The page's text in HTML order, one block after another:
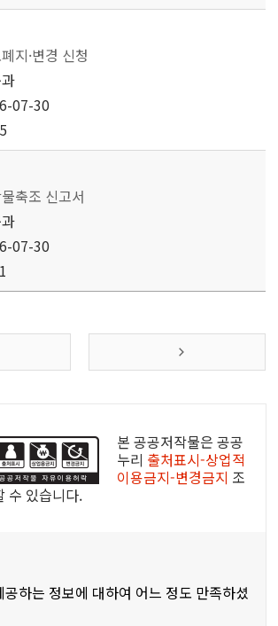
지·변경 신청
07-30
축조 신고서
07-30
본 공공저작물은 공공
누리 출처표시-상업적
이용금지-변경금지 조
수 있습니다.
하는 정보에 대하여 어느 정도 만족하셨